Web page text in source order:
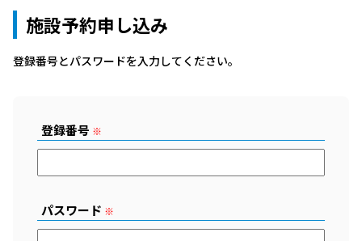
施設予約申し込み
登録番号とパスワードを⼊⼒してください。
登録番号 ※
パスワード ※